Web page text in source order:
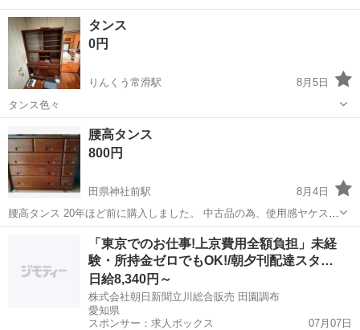
タンス
0円
りんくう常滑駅
8月5日
タンス色々
常滑市 りんくう常滑駅
腰高タンス
800円
田県神社前駅
8月4日
腰高タンス 20年ほど前に購入しました。 中古品の為、使用感ヤケスレ
傷などあります。 横 約100cm 高さ 約84cm 奥行き 約41cm 説明
文を全てお読み頂き、経年劣化や中古品にご理解頂き、エレベーター
田県神社前駅 収納家具 タンス
「東京でのお仕事!上京費用全額負担」未経
験・所持金ゼロでもOK!/朝夕刊配達スタ…
日給8,340円～
株式会社朝日新聞立川総合販売 田園調布
愛知県
スポンサー：求人ボックス
07月07日